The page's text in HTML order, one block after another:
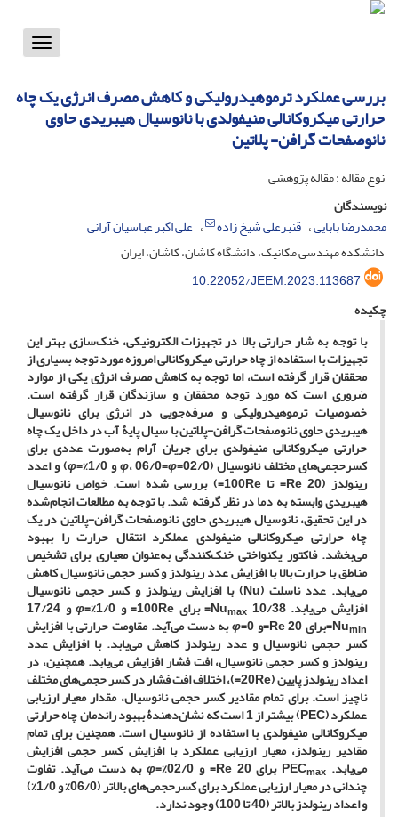
Toggle
بررسی عملکرد ترموهیدرولیکی و کاهش مصرف انرژی یک چاه
حرارتی میکروکانالی منیفولدی با نانوسیال هیبریدی حاوی
نانوصفحات گرافن- پلاتین
نوع مقاله : مقاله پژوهشی
نویسندگان
محمدرضا بابایی قنبرعلی شیخ زاده
علی اکبر عباسیان آرانی
دانشکده مهندسی مکانیک، دانشگاه کاشان، کاشان، ایران
10.22052/JEEM.2023.113687
چکیده
با توجه به شار حرارتی بالا در تجهیزات الکترونیکی، خنک‌سازی بهتر این
تجهیزات با استفاده از چاه حرارتی میکروکانالی امروزه مورد توجه بسیاری از
محققان قرار گرفته است، اما توجه به کاهش مصرف انرژی یکی از موارد
ضروری است که مورد توجه محققان و سازندگان قرار گرفته است.
خصوصیات ترموهیدرولیکی و صرفه‌جویی در انرژی برای نانوسیال
هیبریدی حاوی نانوصفحات گرافن-پلاتین با سیال پایۀ آب در داخل یک چاه
حرارتی میکروکانالی منیفولدی برای جریان آرام به‌صورت عددی برای
کسرحجمی‌های مختلف نانوسیال (02/0= φ، 06/0=φ و 1/0%= φ) و اعدد
رینولدز (20 Re= تا 100Re= ) بررسی شده است. خواص نانوسیال
هیبریدی وابسته به دما در نظر گرفته شد. با توجه به مطالعات انجام‌شده
در این تحقیق، نانوسیال هیبریدی حاوی نانوصفحات گرافن-پلاتین در یک
چاه حرارتی میکروکانالی منیفولدی عملکرد انتقال حرارت را بهبود
می‌بخشد. فاکتور یکنواختی خنک‌کنندگی به‌عنوان معیاری برای تشخیص
مناطق با حرارت بالا با افزایش عدد رینولدز و کسر حجمی نانوسیال کاهش
می‌یابد. عدد ناسلت (Nu) با افزایش رینولدز و کسر حجمی نانوسیال
افزایش می‌یابد. 10/38 max
=برای 100 Re= و 1/0%= φو 17/24
Numin
=برای 20 Re= و 0= φبه دست می‌آید. مقاومت حرارتی با افزایش
کسر حجمی نانوسیال و عدد رینولدز کاهش می‌یابد. با افزایش عدد
رینولدز و کسر حجمی نانوسیال، افت فشار افزایش می‌یابد. همچنین، در
اعداد رینولدز پایین (20Re= )، اختلاف افت فشار در کسر حجمی‌های مختلف
ناچیز است. برای تمام مقادیر کسر حجمی نانوسیال، مقدار معیار ارزیابی
عملکرد (PEC
) بیشتر از 1 است که نشان‌دهندۀ بهبود راندمان چاه حرارتی
میکروکانالی منیفولدی با استفاده از نانوسیال است. همچنین برای تمام
مقادیر رینولدز، معیار ارزیابی عملکرد با افزایش کسر حجمی افزایش
می‌یابد. PECmax برای 20 Re= و 02/0%= φبه دست می‌آید. تفاوت
چندانی در معیار ارزیابی عملکرد برای کسرحجمی‌های بالاتر (06/0% و 1/0%)
و اعداد رینولدز بالاتر (40 تا 100) وجود ندارد.